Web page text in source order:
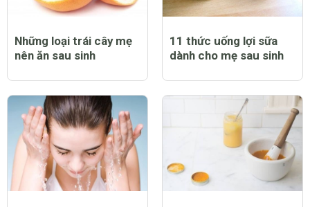
Những loại trái cây mẹ
nên ăn sau sinh
11 thức uống lợi sữa
dành cho mẹ sau sinh